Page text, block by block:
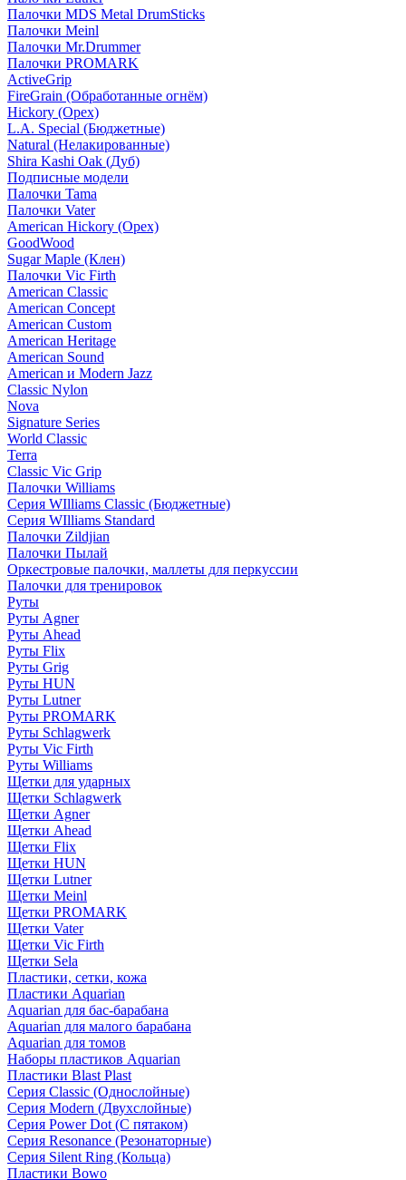
Палочки MDS Metal DrumSticks
Палочки Meinl
Палочки Mr.Drummer
Палочки PROMARK
ActiveGrip
FireGrain (Обработанные огнём)
Hickory (Орех)
L.A. Special (Бюджетные)
Natural (Нелакированные)
Shira Kashi Oak (Дуб)
Подписные модели
Палочки Tama
Палочки Vater
American Hickory (Орех)
GoodWood
Sugar Maple (Клен)
Палочки Vic Firth
American Classic
American Concept
American Custom
American Heritage
American Sound
American и Modern Jazz
Classic Nylon
Nova
Signature Series
World Classic
Terra
Classic Vic Grip
Палочки Williams
Серия WIlliams Classic (Бюджетные)
Серия WIlliams Standard
Палочки Zildjian
Палочки Пылай
Оркестровые палочки, маллеты для перкуссии
Палочки для тренировок
Руты
Руты Agner
Руты Ahead
Руты Flix
Руты Grig
Руты HUN
Руты Lutner
Руты PROMARK
Руты Schlagwerk
Руты Vic Firth
Руты Williams
Щетки для ударных
Щетки Schlagwerk
Щетки Agner
Щетки Ahead
Щетки Flix
Щетки HUN
Щетки Lutner
Щетки Meinl
Щетки PROMARK
Щетки Vater
Щетки Vic Firth
Щетки Sela
Пластики, сетки, кожа
Пластики Aquarian
Aquarian для бас-барабана
Aquarian для малого барабана
Aquarian для томов
Наборы пластиков Aquarian
Пластики Blast Plast
Серия Classic (Однослойные)
Серия Modern (Двухслойные)
Серия Power Dot (С пятаком)
Серия Resonance (Резонаторные)
Серия Silent Ring (Кольца)
Пластики Bowo